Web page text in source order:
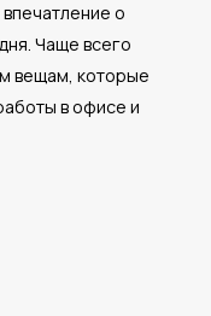
о
Чаще всего
вещам, которые
в офисе и